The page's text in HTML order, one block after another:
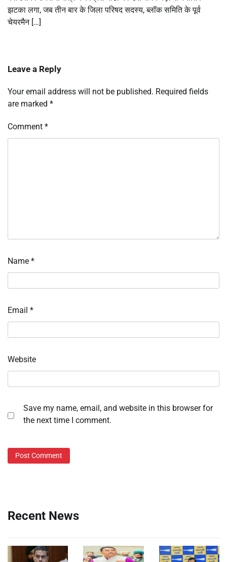
झटका लगा, जब तीन बार के जिला परिषद सदस्य, ब्लॉक समिति के पूर्व
चेयरमैन […]
Leave a Reply
Your email address will not be published. Required fields
are marked *
Comment *
Name *
Email *
Website
Save my name, email, and website in this browser for
the next time I comment.
Recent News